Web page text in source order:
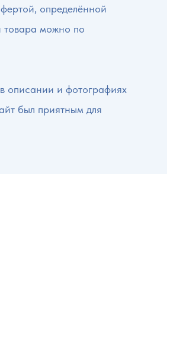
определённой
товара можно по
описании и фотографиях
был приятным для